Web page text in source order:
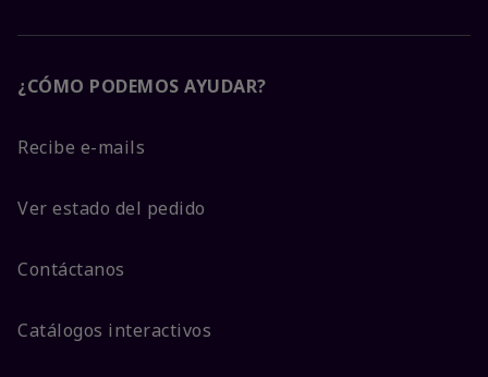
¿CÓMO PODEMOS AYUDAR?
Recibe e-mails
Ver estado del pedido
Contáctanos
Catálogos interactivos